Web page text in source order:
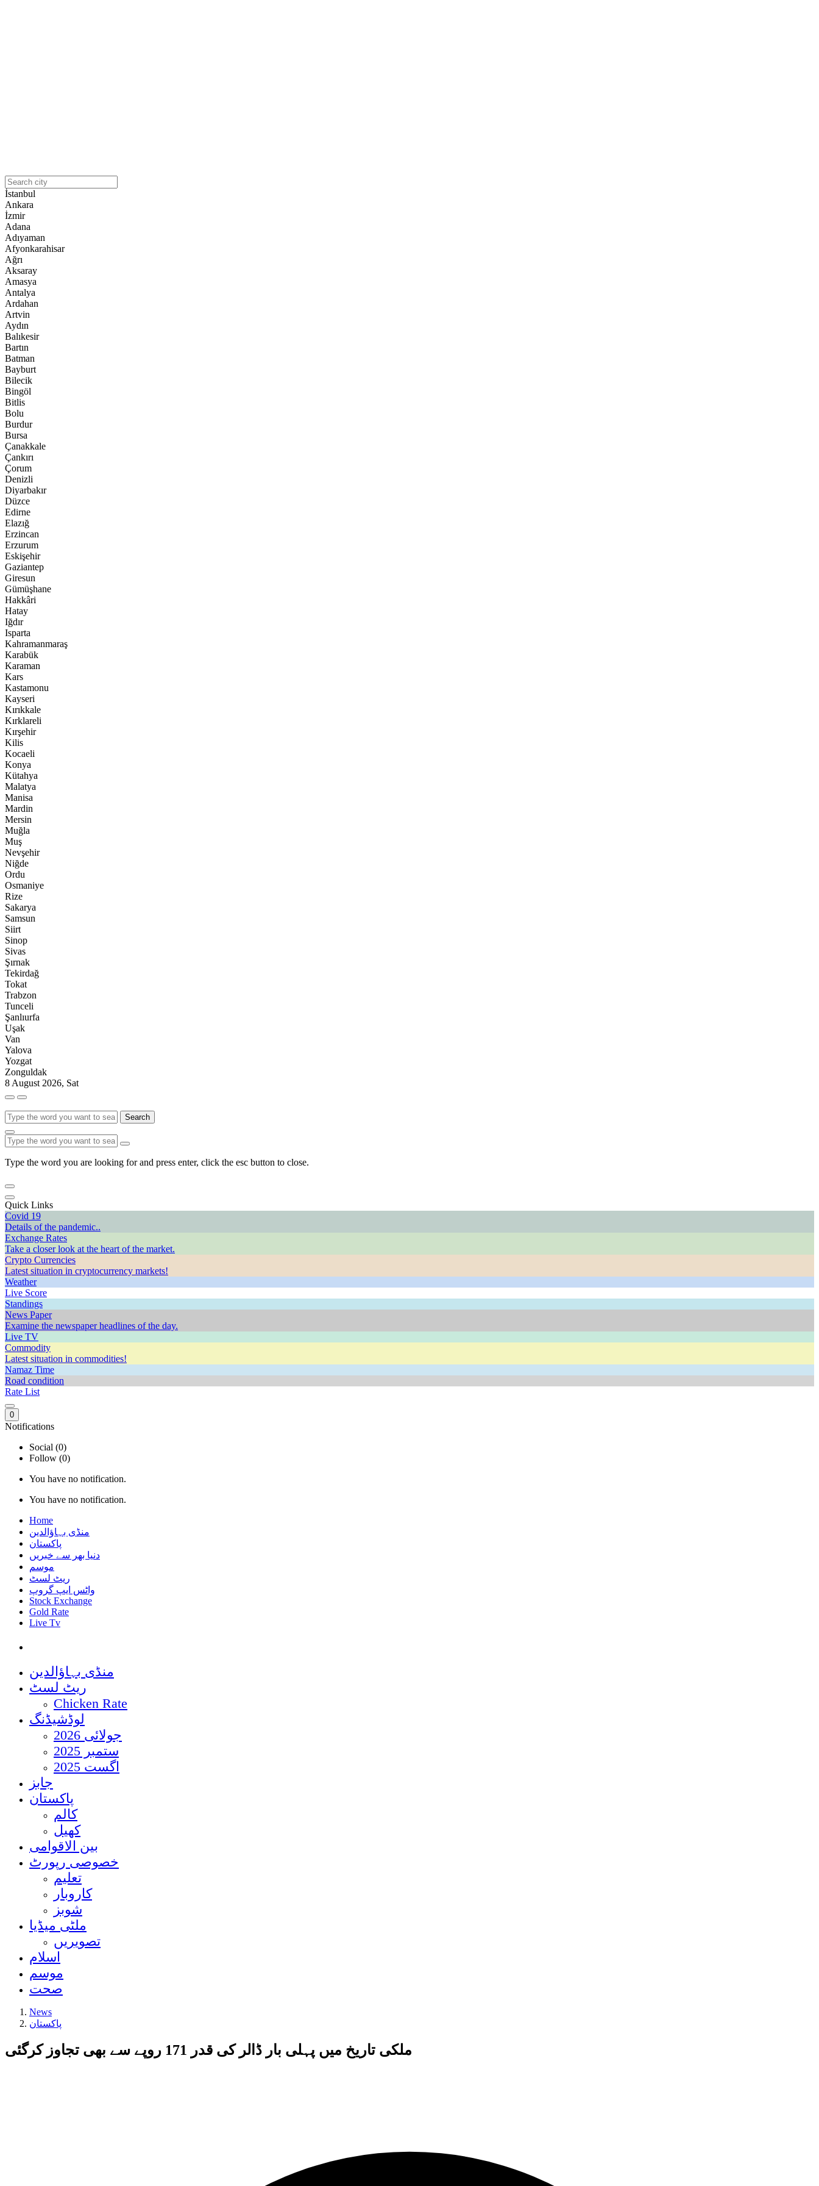
İstanbul
Ankara
İzmir
Adana
Adıyaman
Afyonkarahisar
Ağrı
Aksaray
Amasya
Antalya
Ardahan
Artvin
Aydın
Balıkesir
Bartın
Batman
Bayburt
Bilecik
Bingöl
Bitlis
Bolu
Burdur
Bursa
Çanakkale
Çankırı
Çorum
Denizli
Diyarbakır
Düzce
Edirne
Elazığ
Erzincan
Erzurum
Eskişehir
Gaziantep
Giresun
Gümüşhane
Hakkâri
Hatay
Iğdır
Isparta
Kahramanmaraş
Karabük
Karaman
Kars
Kastamonu
Kayseri
Kırıkkale
Kırklareli
Kırşehir
Kilis
Kocaeli
Konya
Kütahya
Malatya
Manisa
Mardin
Mersin
Muğla
Muş
Nevşehir
Niğde
Ordu
Osmaniye
Rize
Sakarya
Samsun
Siirt
Sinop
Sivas
Şırnak
Tekirdağ
Tokat
Trabzon
Tunceli
Şanlıurfa
Uşak
Van
Yalova
Yozgat
Zonguldak
8 August 2026, Sat
Search
Type the word you are looking for and press enter, click the esc button to close.
Quick Links
Covid 19
Details of the pandemic..
Exchange Rates
Take a closer look at the heart of the market.
Crypto Currencies
Latest situation in cryptocurrency markets!
Weather
Live Score
Standings
News Paper
Examine the newspaper headlines of the day.
Live TV
Commodity
Latest situation in commodities!
Namaz Time
Road condition
Rate List
0
Notifications
Social (0)
Follow (0)
You have no notification.
You have no notification.
Home
منڈی بہاؤالدین
پاکستان
دنیا بھر سے خبریں
موسم
ریٹ لسٹ
واٹس ایپ گروپ
Stock Exchange
Gold Rate
Live Tv
منڈی بہاؤالدین
ریٹ لسٹ
Chicken Rate
لوڈشیڈنگ
جولائی 2026
ستمبر 2025
اگست 2025
جابز
پاکستان
کالم
کھیل
بین الاقوامی
خصوصی رپورٹ
تعلیم
کاروبار
شوبز
ملٹی میڈیا
تصویریں
اسلام
موسم
صحت
News
پاکستان
ملکی تاریخ میں پہلی بار ڈالر کی قدر 171 روپے سے بھی تجاوز کرگئی